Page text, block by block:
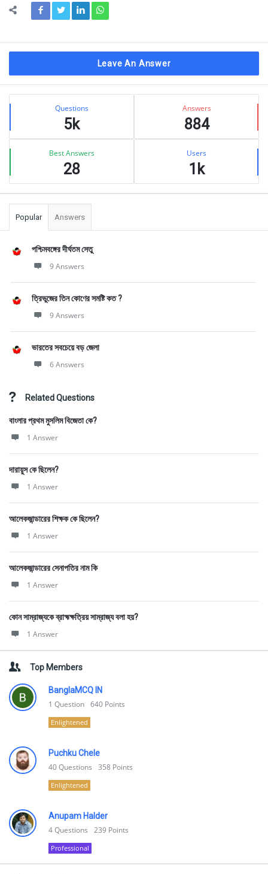
Leave An Answer
Sidebar
Stats Questions
5k
Answers
884
Best Answers
28
Users
1k
Popular Answers
পশ্চিমবঙ্গের দীর্ঘতম সেতু
9 Answers
ত্রিভুজের তিন কোণের সমষ্টি কত ?
9 Answers
ভারতের সবচেয়ে বড় জেলা
6 Answers
Related Questions
বাংলার প্রথম মুসলিম বিজেতা কে?
1 Answer
দারায়ুস কে ছিলেন?
1 Answer
আলেকজান্ডারের শিক্ষক কে ছিলেন?
1 Answer
আলেকজান্ডারের সেনাপতির নাম কি
1 Answer
কোন সাম্রাজ্যকে ব্রাহ্মক্ষত্রিয় সাম্রাজ্য বলা হয়?
1 Answer
Top Members
BanglaMCQ IN
1 Question 640 Points
Enlightened
Puchku Chele
40Questions 358 Points
Enlightened
Anupam Halder
4Questions 239 Points
Professional